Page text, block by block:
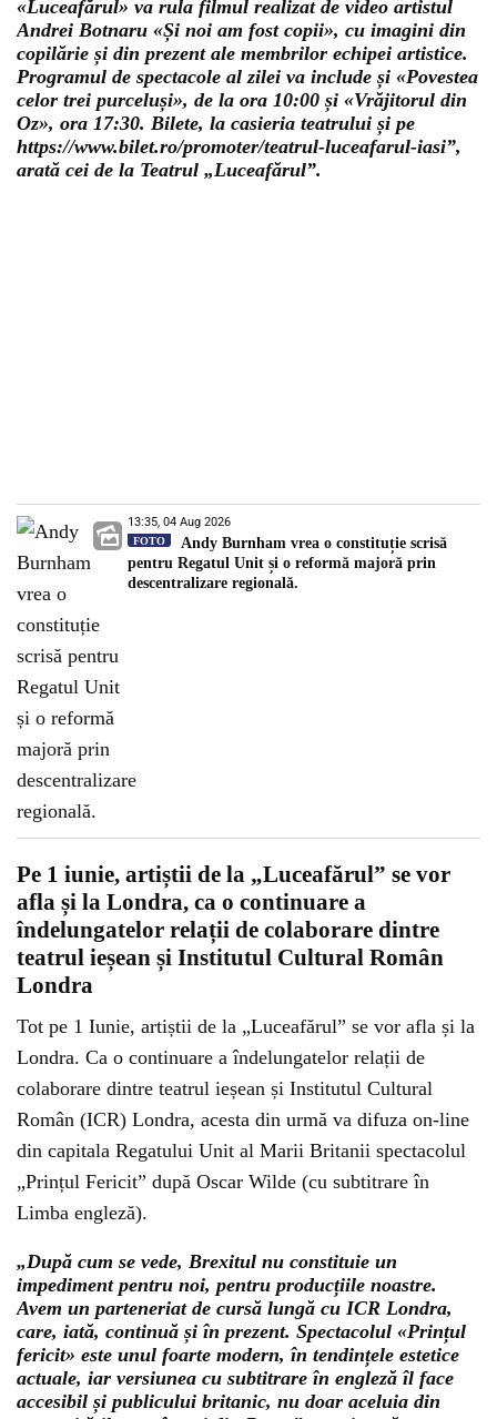
«Luceafărul» va rula filmul realizat de video artistul
Andrei Botnaru «Și noi am fost copii», cu imagini din
copilărie și din prezent ale membrilor echipei artistice.
Programul de spectacole al zilei va include și «Povestea
celor trei purceluși», de la ora 10:00 și «Vrăjitorul din
Oz», ora 17:30. Bilete, la casieria teatrului și pe
https://www.bilet.ro/promoter/teatrul-luceafarul-iasi”,
arată cei de la Teatrul „Luceafărul”.
13:35, 04 Aug 2026
FOTO
Andy Burnham vrea o constituție scrisă
pentru Regatul Unit și o reformă majoră prin
descentralizare regională.
Pe 1 iunie, artiștii de la „Luceafărul” se vor
afla și la Londra, ca o continuare a
îndelungatelor relații de colaborare dintre
teatrul ieșean și Institutul Cultural Român
Londra
Tot pe 1 Iunie, artiștii de la „Luceafărul” se vor afla și la
Londra. Ca o continuare a îndelungatelor relații de
colaborare dintre teatrul ieșean și Institutul Cultural
Român (ICR) Londra, acesta din urmă va difuza on-line
din capitala Regatului Unit al Marii Britanii spectacolul
„Prințul Fericit” după Oscar Wilde (cu subtitrare în
Limba engleză).
„După cum se vede, Brexitul nu constituie un
impediment pentru noi, pentru producțiile noastre.
Avem un parteneriat de cursă lungă cu ICR Londra,
care, iată, continuă și în prezent. Spectacolul «Prințul
fericit» este unul foarte modern, în tendințele estetice
actuale, iar versiunea cu subtitrare în engleză îl face
accesibil și publicului britanic, nu doar aceluia din